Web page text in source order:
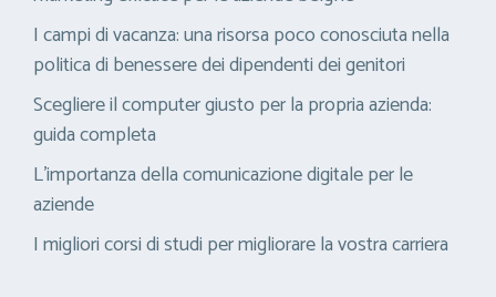
I campi di vacanza: una risorsa poco conosciuta nella
politica di benessere dei dipendenti dei genitori
Scegliere il computer giusto per la propria azienda:
guida completa
L’importanza della comunicazione digitale per le
aziende
I migliori corsi di studi per migliorare la vostra carriera